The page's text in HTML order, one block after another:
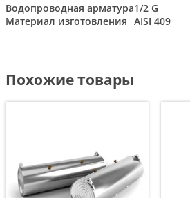
Водопроводная арматура1/2 G
Материал изготовления AISI 409
Похожие товары